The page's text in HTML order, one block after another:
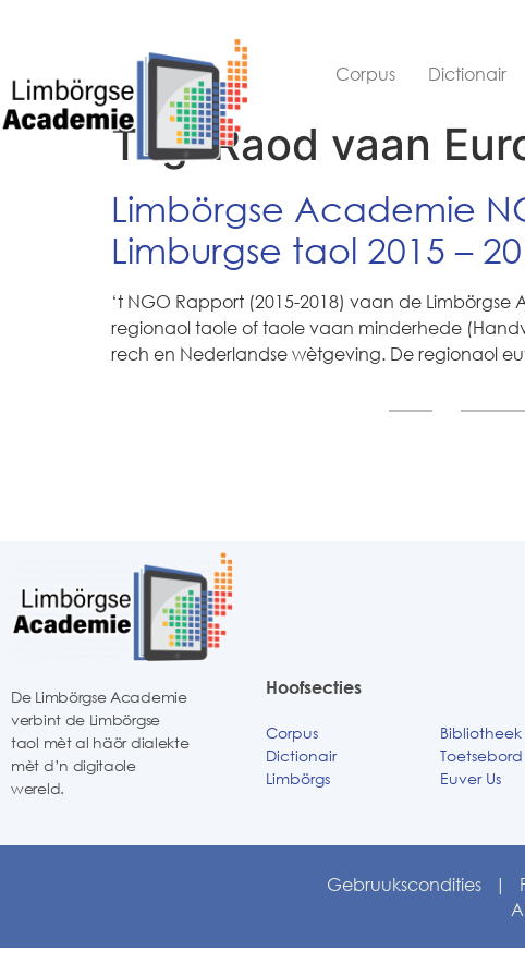
Corpus Dictionair
Tag:Raod vaan
Limbörgse Academie
Limburgse taol 2015 –
‘t NGO Rapport (2015-2018) vaan de
regionaol taole of taole vaan minderhede
rech en Nederlandse wètgeving. De regionaol
De Limbörgse Academie
verbint de Limbörgse
taol mèt al häör dialekte
mèt d’n digitaole
wereld.
Hoofsecties
Corpus
Dictionair
Limbörgs
Bibliotheek
Toetsebord
Euver Us
Gebruukscondities|